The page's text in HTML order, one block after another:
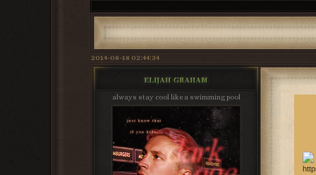
2014-08-18 02:44:34
ELIJAH GRAHAM
always stay cool like a swimming pool